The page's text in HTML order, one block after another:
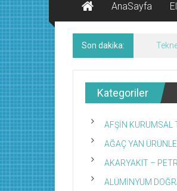
AnaSayfa
Son dakika:
Kategoriler
AFŞİN KURUMSAL
AĞAÇ YAN
AKARYAKIT –
ALÜMİNYUM